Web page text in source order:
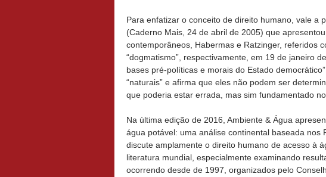
Para enfatizar o conceito de direito humano, vale a
(Caderno Mais, 24 de abril de 2005) que
contemporâneos, Habermas e Ratzinger, referidos
“dogmatismo”, respectivamente, em 19 de janeiro
bases pré-políticas e morais do Estado
“naturais” e afirma que eles não podem ser
que poderia estar errada, mas sim fundamentado
Na última edição de 2016, Ambiente & Água
água potável: uma análise continental baseada nos
discute amplamente o direito humano de acesso à
literatura mundial, especialmente examinando
ocorrendo desde de 1997, organizados pelo